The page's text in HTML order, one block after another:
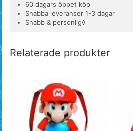
60 dagars öppet köp
Snabba leveranser 1-3 dagar
Snabb & personlig◊
Relaterade produkter